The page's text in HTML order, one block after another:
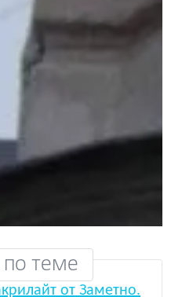
по теме
от Заметно.